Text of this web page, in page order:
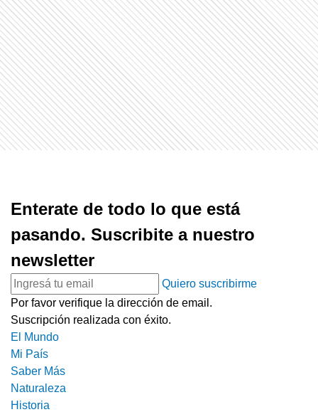
Enterate de todo lo que está
pasando. Suscribite a nuestro
newsletter
Quiero suscribirme
Por favor verifique la dirección de email.
Suscripción realizada con éxito.
El Mundo
Mi País
Saber Más
Naturaleza
Historia